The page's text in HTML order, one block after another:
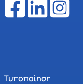
Τυποποίηση